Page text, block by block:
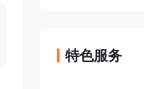
特色服务